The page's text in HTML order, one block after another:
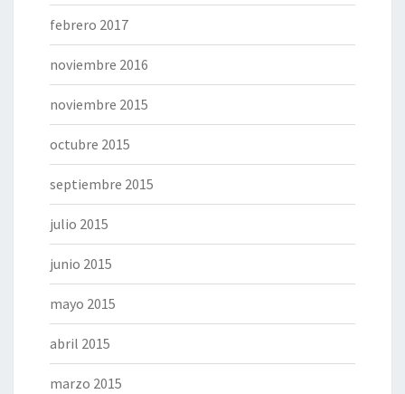
febrero 2017
noviembre 2016
noviembre 2015
octubre 2015
septiembre 2015
julio 2015
junio 2015
mayo 2015
abril 2015
marzo 2015